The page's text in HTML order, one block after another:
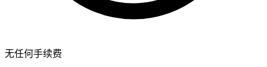
无任何手续费